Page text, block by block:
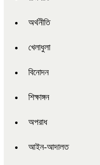
অর্থনীতি
খেলাধুলা
বিনোদন
শিক্ষাঙ্গন
অপরাধ
আইন-আদালত